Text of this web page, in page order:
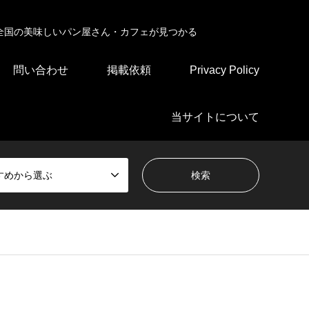
の美味しいパン屋さん・カフェが見つかる
問い合わせ 掲載依頼 Privacy Policy
当サイトについて
めから選ぶ